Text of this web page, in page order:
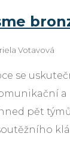
Votavová
se
pět